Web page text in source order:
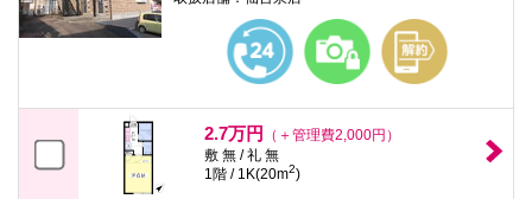
2.7万円
（＋管理費2,000円）
敷 無 / 礼 無
1階 / 1K(20m2)